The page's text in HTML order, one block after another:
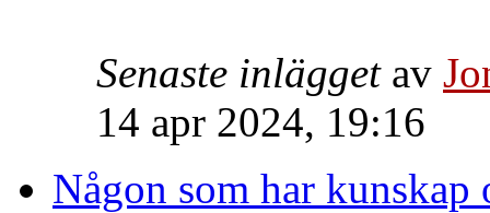
Senaste inlägget av
14 apr 2024, 19:16
Någon som har